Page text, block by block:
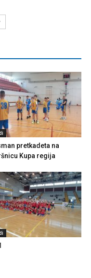
pretkadeta na
Kupa regija